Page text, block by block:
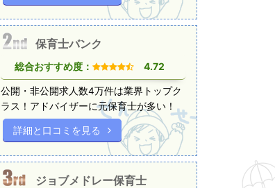
保育士バンク
総合おすすめ度： 4.72
公開・非公開求人数4万件は業界トップク
ラス！アドバイザーに元保育士が多い！
詳細と口コミを見る
ジョブメドレー保育士